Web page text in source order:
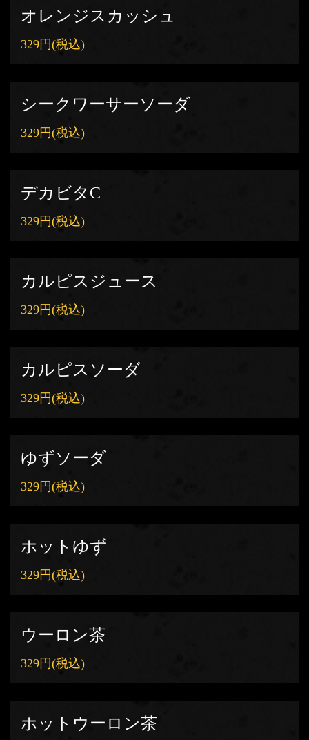
オレンジスカッシュ
329円(税込)
シークワーサーソーダ
329円(税込)
デカビタC
329円(税込)
カルピスジュース
329円(税込)
カルピスソーダ
329円(税込)
ゆずソーダ
329円(税込)
ホットゆず
329円(税込)
ウーロン茶
329円(税込)
ホットウーロン茶
この店舗情報をシェアする
ドリンク | 居酒屋まんまん 堺筋本町店
お店情報をコピー